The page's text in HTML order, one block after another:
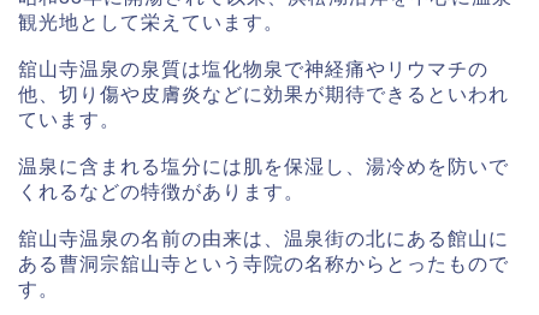
観光地として栄えています。
舘山寺温泉の泉質は塩化物泉で神経痛やリウマチの
他、切り傷や皮膚炎などに効果が期待できるといわれ
ています。
温泉に含まれる塩分には肌を保湿し、湯冷めを防いで
くれるなどの特徴があります。
舘山寺温泉の名前の由来は、温泉街の北にある館山に
ある曹洞宗舘山寺という寺院の名称からとったもので
す。